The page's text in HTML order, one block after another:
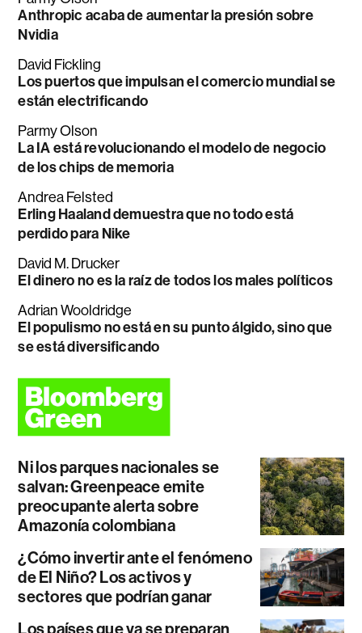
Anthropic acaba de aumentar la presión sobre
Nvidia
David Fickling
Los puertos que impulsan el comercio mundial se
están electrificando
Parmy Olson
La IA está revolucionando el modelo de negocio
de los chips de memoria
Andrea Felsted
Erling Haaland demuestra que no todo está
perdido para Nike
David M. Drucker
El dinero no es la raíz de todos los males políticos
Adrian Wooldridge
El populismo no está en su punto álgido, sino que
se está diversificando
Ni los parques nacionales se
salvan: Greenpeace emite
preocupante alerta sobre
Amazonía colombiana
¿Cómo invertir ante el fenómeno
de El Niño? Los activos y
sectores que podrían ganar
Los países que ya se preparan